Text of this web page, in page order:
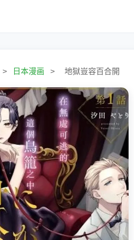
> 日本漫画 > 地獄豈容百合開